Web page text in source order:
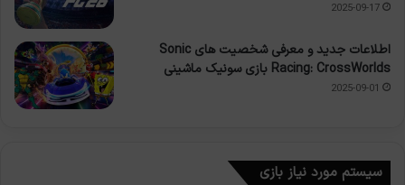
2025-09-17
اطلاعات جدید و معرفی شخصیت های Sonic
Racing: CrossWorlds بازی سونیک ماشینی
2025-09-01
سیستم مورد نیاز بازی